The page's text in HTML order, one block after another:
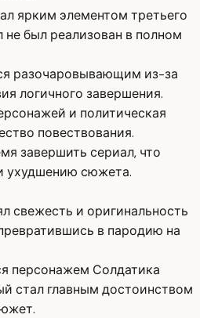
ярким элементом третьего
не был реализован в полном
разочаровывающим из-за
логичного завершения.
и политическая
повествования.
завершить сериал, что
ухудшению сюжета.
свежесть и оригинальность
в пародию на
персонажем Солдатика
стал главным достоинством